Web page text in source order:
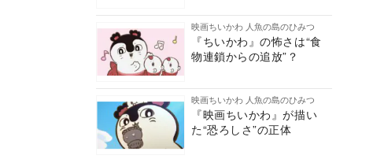
映画ちいかわ 人魚の島のひみつ
『ちいかわ』の怖さは“食
物連鎖からの追放”？
映画ちいかわ 人魚の島のひみつ
『映画ちいかわ』が描い
た“恐ろしさ”の正体